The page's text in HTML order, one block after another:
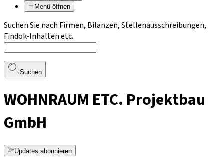
Menü öffnen
Suchen Sie nach Firmen, Bilanzen, Stellenausschreibungen,
Findok-Inhalten etc.
Suchen
WOHNRAUM ETC. Projektbau
GmbH
Updates abonnieren